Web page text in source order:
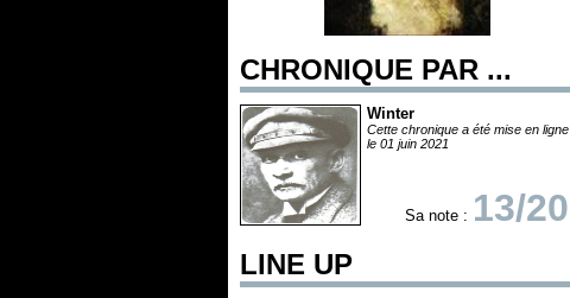
CHRONIQUE PAR ...
Winter
Cette chronique a été mise en ligne
le 01 juin 2021
Sa note : 13/20
LINE UP